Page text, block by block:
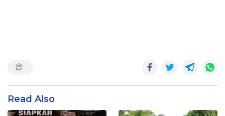
Read Also